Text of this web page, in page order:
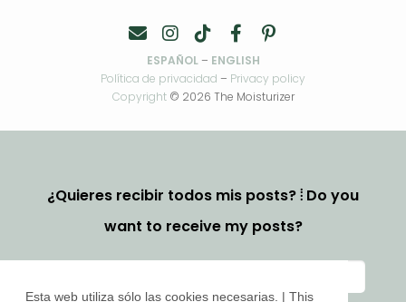
Esta web utiliza sólo las cookies necesarias. | This
ESPAÑOL– ENGLISH
Política de privacidad – Privacy policy
Copyright© 2026 The Moisturizer
¿Quieres recibir todos mis posts? ⦙ Do you
want to receive my posts?